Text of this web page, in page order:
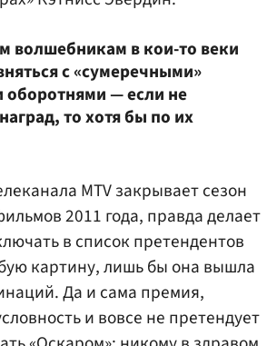
волшебникам в кои-то веки
с «сумеречными»
оборотнями — если не
то хотя бы по их
MTV закрывает сезон
2011 года, правда делает
в список претендентов
картину, лишь бы она вышла
Да и сама премия,
и вовсе не претендует